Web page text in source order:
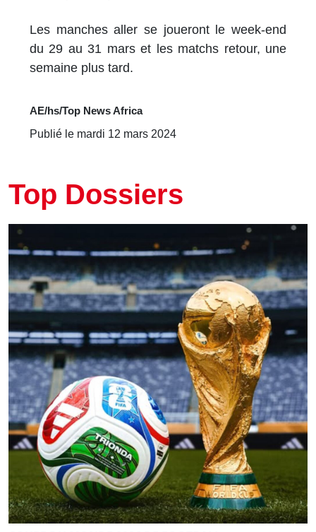
Les manches aller se joueront le week-end
du 29 au 31 mars et les matchs retour, une
semaine plus tard.
AE/hs/Top News Africa
Publié le mardi 12 mars 2024
Top Dossiers